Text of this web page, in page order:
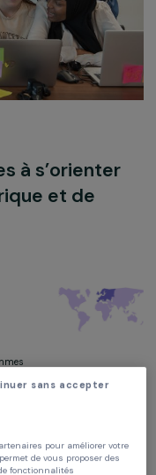
à
et de
Continuer sans accepter